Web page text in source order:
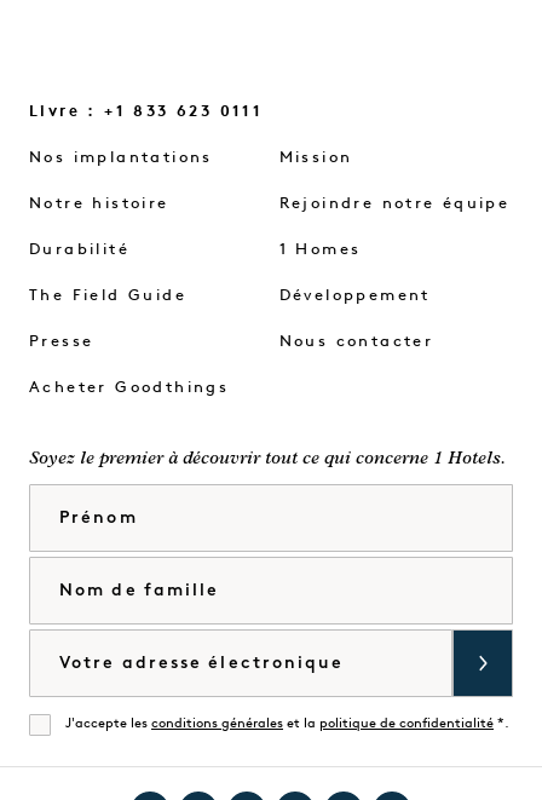
Livre : +1 833 623 0111
Nos implantations
Notre histoire
Durabilité
The Field Guide
Presse
Acheter Goodthings
Mission
Rejoindre notre équipe
1 Homes
Développement
Nous contacter
Soyez le premier à découvrir tout ce qui concerne 1 Hotels.
Accorder
J'accepte les conditions générales et la politique de confidentialité *.